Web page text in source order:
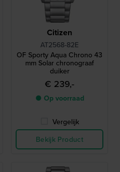
Citizen
AT2568-82E
OF Sporty Aqua Chrono 43
mm Solar chronograaf
duiker
€ 239,-
● Op voorraad
Vergelijk
Bekijk Product